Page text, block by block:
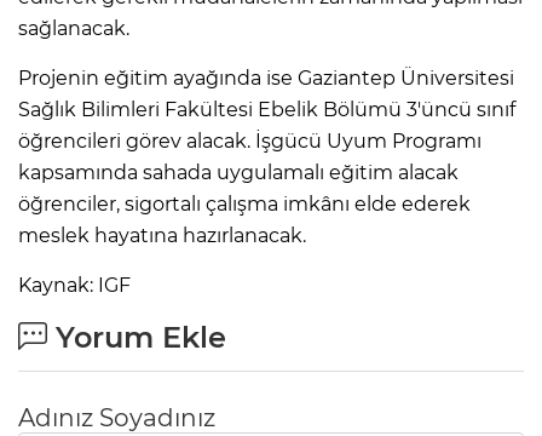
sağlanacak.
Projenin eğitim ayağında ise Gaziantep Üniversitesi
Sağlık Bilimleri Fakültesi Ebelik Bölümü 3'üncü sınıf
öğrencileri görev alacak. İşgücü Uyum Programı
kapsamında sahada uygulamalı eğitim alacak
öğrenciler, sigortalı çalışma imkânı elde ederek
meslek hayatına hazırlanacak.
Kaynak: IGF
Yorum Ekle
Adınız Soyadınız